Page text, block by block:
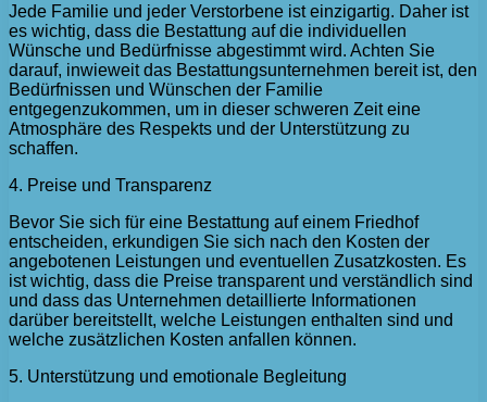
Jede Familie und jeder Verstorbene ist einzigartig. Daher ist
es wichtig, dass die Bestattung auf die individuellen
Wünsche und Bedürfnisse abgestimmt wird. Achten Sie
darauf, inwieweit das Bestattungsunternehmen bereit ist, den
Bedürfnissen und Wünschen der Familie
entgegenzukommen, um in dieser schweren Zeit eine
Atmosphäre des Respekts und der Unterstützung zu
schaffen.
4. Preise und Transparenz
Bevor Sie sich für eine Bestattung auf einem Friedhof
entscheiden, erkundigen Sie sich nach den Kosten der
angebotenen Leistungen und eventuellen Zusatzkosten. Es
ist wichtig, dass die Preise transparent und verständlich sind
und dass das Unternehmen detaillierte Informationen
darüber bereitstellt, welche Leistungen enthalten sind und
welche zusätzlichen Kosten anfallen können.
5. Unterstützung und emotionale Begleitung